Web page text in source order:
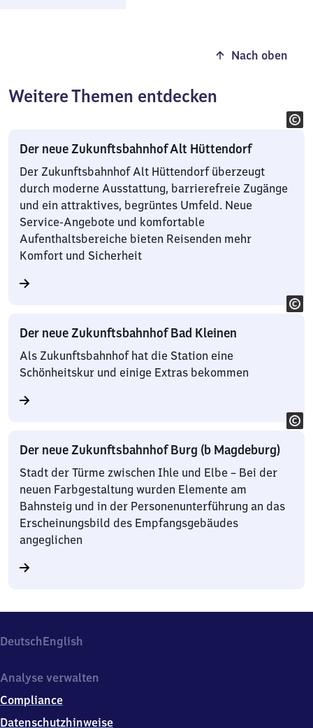
Nach oben
Weitere Themen entdecken
Der neue Zukunftsbahnhof Alt Hüttendorf
Der Zukunftsbahnhof Alt Hüttendorf überzeugt
durch moderne Ausstattung, barrierefreie Zugänge
und ein attraktives, begrüntes Umfeld. Neue
Service-Angebote und komfortable
Aufenthaltsbereiche bieten Reisenden mehr
Komfort und Sicherheit
Der neue Zukunftsbahnhof Bad Kleinen
Als Zukunftsbahnhof hat die Station eine
Schönheitskur und einige Extras bekommen
Der neue Zukunftsbahnhof Burg (b Magdeburg)
Stadt der Türme zwischen Ihle und Elbe – Bei der
neuen Farbgestaltung wurden Elemente am
Bahnsteig und in der Personenunterführung an das
Erscheinungsbild des Empfangsgebäudes
angeglichen
DeutschEnglish
Analyse verwalten
Compliance
Datenschutzhinweise